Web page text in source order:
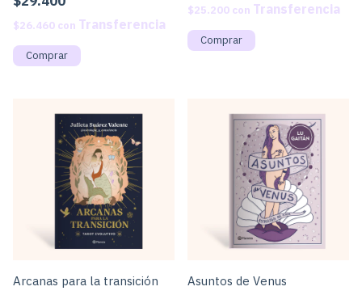
$26.460 con
$25.200 con
Arcanas para la transición Asuntos de Venus